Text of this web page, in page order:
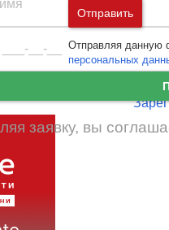
Москва и
Санкт-
заявку, вы
Отправить
Отправляя данную
персональных